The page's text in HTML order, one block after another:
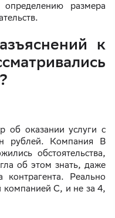
размера
к
об оказании услуги с
рублей. Компания В
обстоятельства,
об этом знать, даже
контрагента. Реально
компанией С, и не за 4,